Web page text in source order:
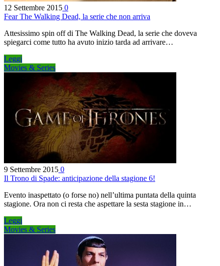
12 Settembre 2015 0
Fear The Walking Dead, la serie che non arriva
Attesissimo spin off di The Walking Dead, la serie che doveva
spiegarci come tutto ha avuto inizio tarda ad arrivare…
Leggi
Movies & Series
9 Settembre 2015 0
Il Trono di Spade: anticipazione della stagione 6!
Evento inaspettato (o forse no) nell’ultima puntata della quinta
stagione. Ora non ci resta che aspettare la sesta stagione in…
Leggi
Movies & Series